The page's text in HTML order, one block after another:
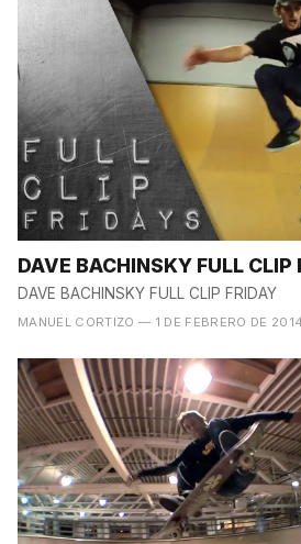
DAVE BACHINSKY FULL CLIP
DAVE BACHINSKY FULL CLIP FRIDAY
MANUEL CORTIZO — 1 DE FEBRERO DE 2014